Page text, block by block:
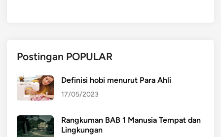
Postingan POPULAR
Definisi hobi menurut Para Ahli
17/05/2023
Rangkuman BAB 1 Manusia Tempat dan
Lingkungan